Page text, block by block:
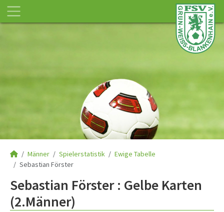
Männer Spielerstatistik
Ewige Tabelle
Sebastian Förster
Sebastian Förster : Gelbe Karten
(2.Männer)